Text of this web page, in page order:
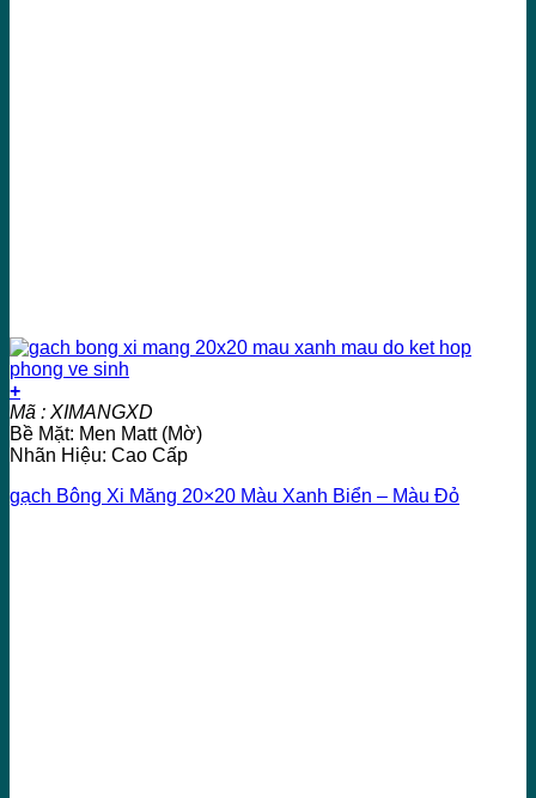
+
Mã : XIMANGXD
Bề Mặt: Men Matt (Mờ)
Nhãn Hiệu: Cao Cấp
gạch Bông Xi Măng 20×20 Màu Xanh Biển – Màu Đỏ